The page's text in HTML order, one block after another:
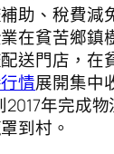
助、稅費減
在貧苦鄉鎮
送門店，在
情展開集中
2017年完成
到村。